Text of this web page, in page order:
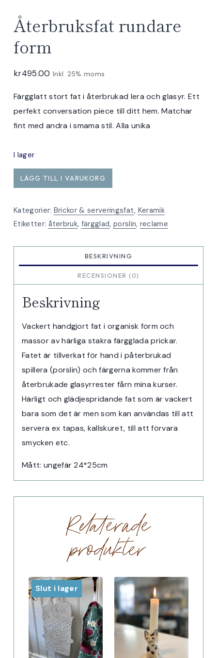
Återbruksfat rundare
form
kr495.00 Inkl. 25% moms
Färgglatt stort fat i återbrukad lera och glasyr. Ett
perfekt conversation piece till ditt hem. Matchar
fint med andra i smama stil. Alla unika
I lager
Återbruksfat
rundare
mängd
LÄGG TILL I VARUKORG
Kategorier: Brickor & serveringsfat, Keramik
Etiketter: återbruk, färgglad, porslin, reclame
BESKRIVNING
RECENSIONER (0)
Beskrivning
Vackert handgjort fat i organisk form och
massor av härliga stakra färgglada prickar.
Fatet är tillverkat för hand i påterbrukad
spillera (porslin) och färgerna kommer från
återbrukade glasyrrester fårn mina kurser.
Härligt och glädjespridande fat som är vackert
bara som det är men som kan användas till att
servera ex tapas, kallskuret, till att förvara
smycken etc.
Mått: ungefär 24*25cm
Relaterade
produkter
Slut i lager